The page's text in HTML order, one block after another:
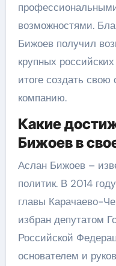
возможностями.
Бижоев получил
крупных
итоге создать
компанию.
Какие
Бижоев в
Аслан Бижоев –
политик. В 2014
главы Карачаево-
избран депутатом
Российской
основателем и